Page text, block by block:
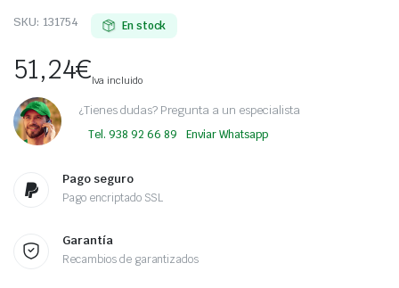
SKU: 131754 En stock
51,24€Iva incluido
¿Tienes dudas? Pregunta a un especialista
Tel. 938 92 66 89 Enviar Whatsapp
Pago seguro
Pago encriptado SSL
Garantía
Recambios de garantizados